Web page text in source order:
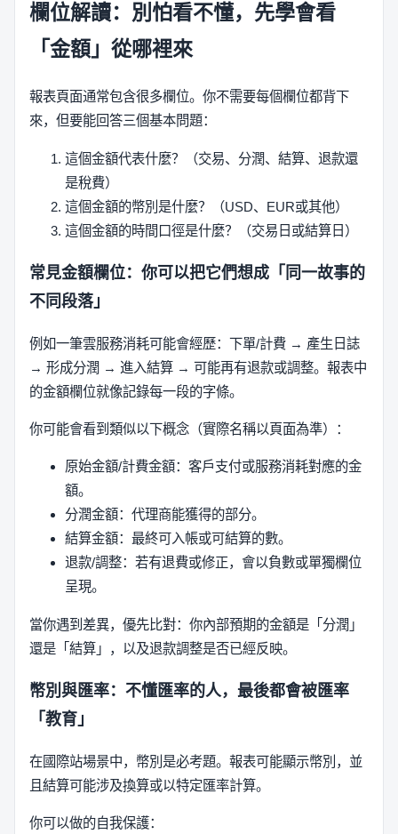
欄位解讀：別怕看不懂，先學會看
「金額」從哪裡來
報表頁面通常包含很多欄位。你不需要每個欄位都背下
來，但要能回答三個基本問題：
這個金額代表什麼？（交易、分潤、結算、退款還
是稅費）
這個金額的幣別是什麼？（USD、EUR或其他）
這個金額的時間口徑是什麼？（交易日或結算日）
常見金額欄位：你可以把它們想成「同一故事的
不同段落」
例如一筆雲服務消耗可能會經歷：下單/計費 → 產生日誌
→ 形成分潤 → 進入結算 → 可能再有退款或調整。報表中
的金額欄位就像記錄每一段的字條。
你可能會看到類似以下概念（實際名稱以頁面為準）：
原始金額/計費金額：客戶支付或服務消耗對應的金
額。
分潤金額：代理商能獲得的部分。
結算金額：最終可入帳或可結算的數。
退款/調整：若有退費或修正，會以負數或單獨欄位
呈現。
當你遇到差異，優先比對：你內部預期的金額是「分潤」
還是「結算」，以及退款調整是否已經反映。
幣別與匯率：不懂匯率的人，最後都會被匯率
「教育」
在國際站場景中，幣別是必考題。報表可能顯示幣別，並
且結算可能涉及換算或以特定匯率計算。
你可以做的自我保護：